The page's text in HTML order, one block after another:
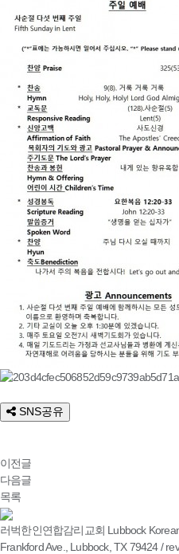
SNS공유
이전글
다음글
목록
러벅한인연합감리교회 Lubbock
Frankford Ave., Lubbock, TX 79424 /